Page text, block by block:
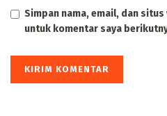
Simpan nama, email, dan
untuk komentar saya